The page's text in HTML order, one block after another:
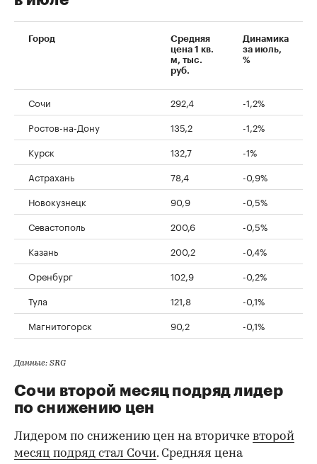
Город
Средняя
цена 1 кв.
м, тыс.
руб.
Динамика
за июль,
%
Сочи 292,4
-1,2%
Ростов-на-Дону
135,2
-1,2%
Курск
132,7
-1%
Астрахань
78,4
-0,9%
Новокузнецк
90,9
-0,5%
Севастополь
200,6
-0,5%
Казань
200,2
-0,4%
Оренбург
102,9
-0,2%
Тула
121,8
-0,1%
Магнитогорск
90,2 -0,1%
Данные: SRG
Сочи второй месяц подряд лидер
по снижению цен
Лидером по снижению цен на вторичке второй
месяц подряд стал Сочи. Средняя цена